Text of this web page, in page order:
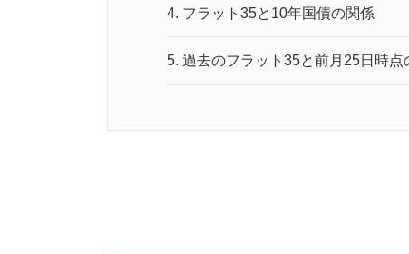
4. フラット35と10年国債の関係
5. 過去のフラット35と前月25日時点